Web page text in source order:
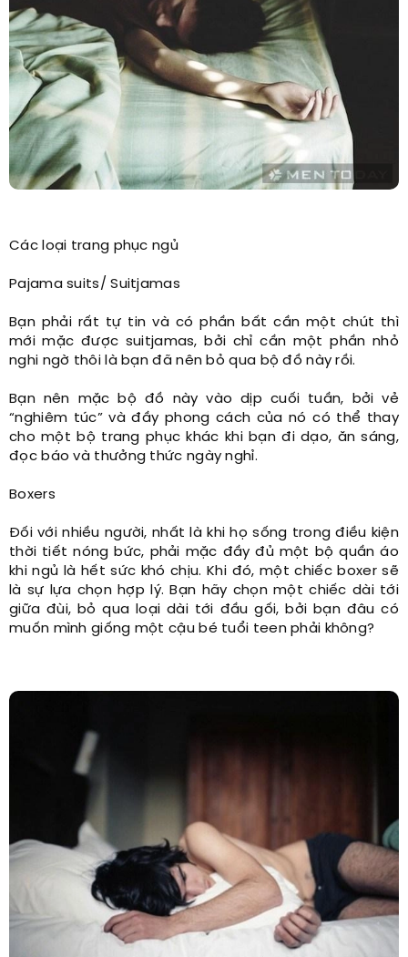
Các loại trang phục ngủ
Pajama suits/ Suitjamas
Bạn phải rất tự tin và có phần bất cần một chút thì
mới mặc được suitjamas, bởi chỉ cần một phần nhỏ
nghi ngờ thôi là bạn đã nên bỏ qua bộ đồ này rồi.
Bạn nên mặc bộ đồ này vào dịp cuối tuần, bởi vẻ
“nghiêm túc” và đầy phong cách của nó có thể thay
cho một bộ trang phục khác khi bạn đi dạo, ăn sáng,
đọc báo và thưởng thức ngày nghỉ.
Boxers
Đối với nhiều người, nhất là khi họ sống trong điều kiện
thời tiết nóng bức, phải mặc đầy đủ một bộ quần áo
khi ngủ là hết sức khó chịu. Khi đó, một chiếc boxer sẽ
là sự lựa chọn hợp lý. Bạn hãy chọn một chiếc dài tới
giữa đùi, bỏ qua loại dài tới đầu gối, bởi bạn đâu có
muốn mình giống một cậu bé tuổi teen phải không?